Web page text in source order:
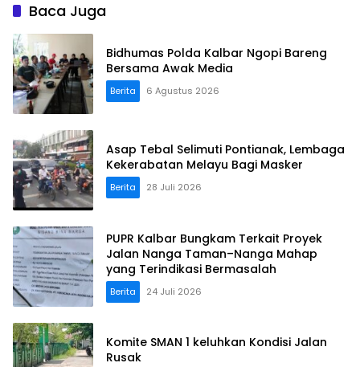
Baca Juga
Bidhumas Polda Kalbar Ngopi Bareng
Bersama Awak Media
Berita 6 Agustus 2026
Asap Tebal Selimuti Pontianak, Lembaga
Kekerabatan Melayu Bagi Masker
Berita 28 Juli 2026
PUPR Kalbar Bungkam Terkait Proyek
Jalan Nanga Taman–Nanga Mahap
yang Terindikasi Bermasalah
Berita 24 Juli 2026
Komite SMAN 1 keluhkan Kondisi Jalan
Rusak